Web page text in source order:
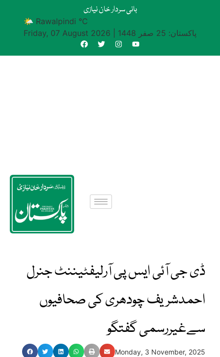
بانی سردار خان نیازی
🌤 Rawalpindi °C
Friday, 07 August 2026
پاکستان: 25 صفر 1448
ڈی جی آئی ایس پی آرلیفٹیننٹ جنرل
احمدشریف چودھری کی صحافیوں
سےغیررسمی گفتگو
Monday, 3 November, 2025